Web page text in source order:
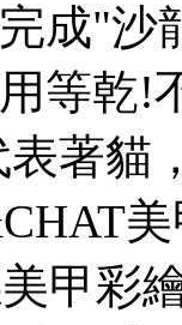
完成"
等乾!
著貓
甲彩